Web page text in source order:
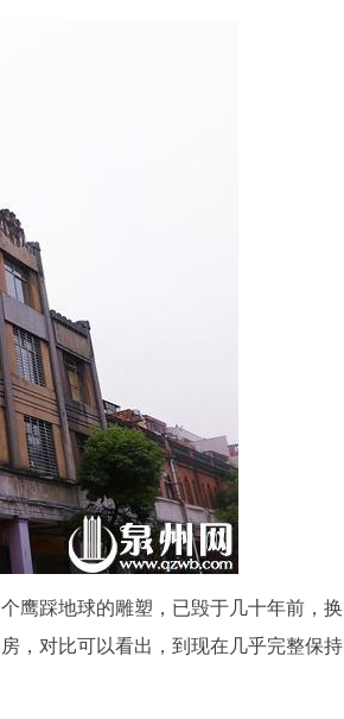
鹰踩地球的雕塑，已毁于几十年前，换
，对比可以看出，到现在几乎完整保持